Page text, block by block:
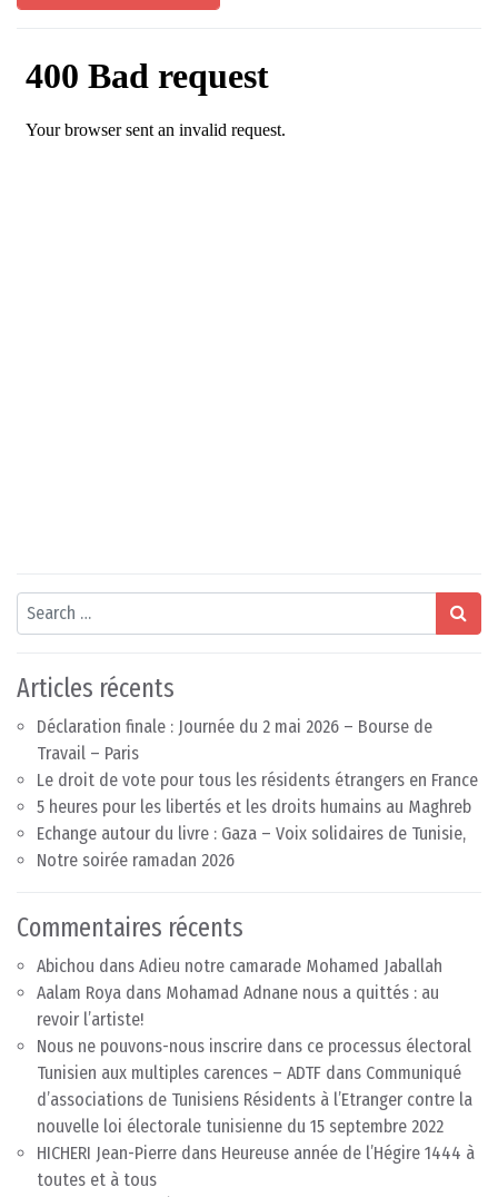
Search
Articles récents
Déclaration finale : Journée du 2 mai 2026 – Bourse de
Travail – Paris
Le droit de vote pour tous les résidents étrangers en France
5 heures pour les libertés et les droits humains au Maghreb
Echange autour du livre : Gaza – Voix solidaires de Tunisie,
Notre soirée ramadan 2026
Commentaires récents
Abichou dans Adieu notre camarade Mohamed Jaballah
Aalam Roya dans Mohamad Adnane nous a quittés : au
revoir l’artiste!
Nous ne pouvons-nous inscrire dans ce processus électoral
Tunisien aux multiples carences – ADTF dans Communiqué
d’associations de Tunisiens Résidents à l’Etranger contre la
nouvelle loi électorale tunisienne du 15 septembre 2022
HICHERI Jean-Pierre dans Heureuse année de l’Hégire 1444 à
toutes et à tous